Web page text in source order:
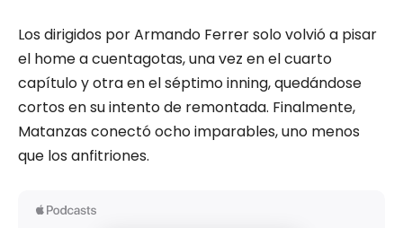
Los dirigidos por Armando Ferrer solo volvió a pisar
el home a cuentagotas, una vez en el cuarto
capítulo y otra en el séptimo inning, quedándose
cortos en su intento de remontada. Finalmente,
Matanzas conectó ocho imparables, uno menos
que los anfitriones.